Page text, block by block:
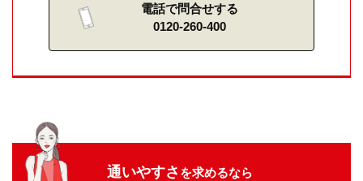
電話で問合せする
0120-260-400
通いやすさ を求めるなら